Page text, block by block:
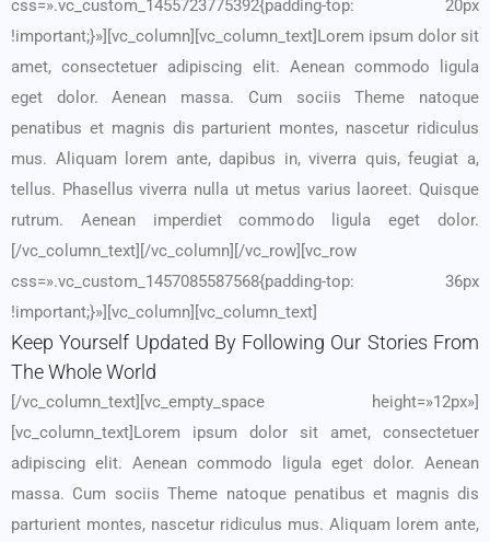
css=».vc_custom_1455723775392{padding-top: 20px
!important;}»][vc_column][vc_column_text]Lorem ipsum dolor sit
amet, consectetuer adipiscing elit. Aenean commodo ligula
eget dolor. Aenean massa. Cum sociis Theme natoque
penatibus et magnis dis parturient montes, nascetur ridiculus
mus. Aliquam lorem ante, dapibus in, viverra quis, feugiat a,
tellus. Phasellus viverra nulla ut metus varius laoreet. Quisque
rutrum. Aenean imperdiet commodo ligula eget dolor.
[/vc_column_text][/vc_column][/vc_row][vc_row
css=».vc_custom_1457085587568{padding-top: 36px
!important;}»][vc_column][vc_column_text]
Keep Yourself Updated By Following Our Stories From
The Whole World
[/vc_column_text][vc_empty_space height=»12px»]
[vc_column_text]Lorem ipsum dolor sit amet, consectetuer
adipiscing elit. Aenean commodo ligula eget dolor. Aenean
massa. Cum sociis Theme natoque penatibus et magnis dis
parturient montes, nascetur ridiculus mus. Aliquam lorem ante,